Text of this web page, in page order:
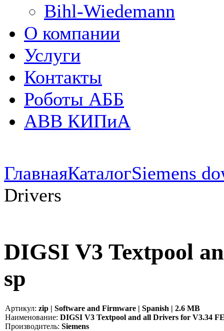
Bihl-Wiedemann
О компании
Услуги
Контакты
Роботы АББ
ABB КИПиА
ГлавнаяКаталогSiemens
Drivers
DIGSI V3 Textpool
sp
Артикул: zip | Software and Firmware | Spanish | 2.6 MB
Наименование: DIGSI V3 Textpool and all Drivers for V3.34
Производитель: Siemens